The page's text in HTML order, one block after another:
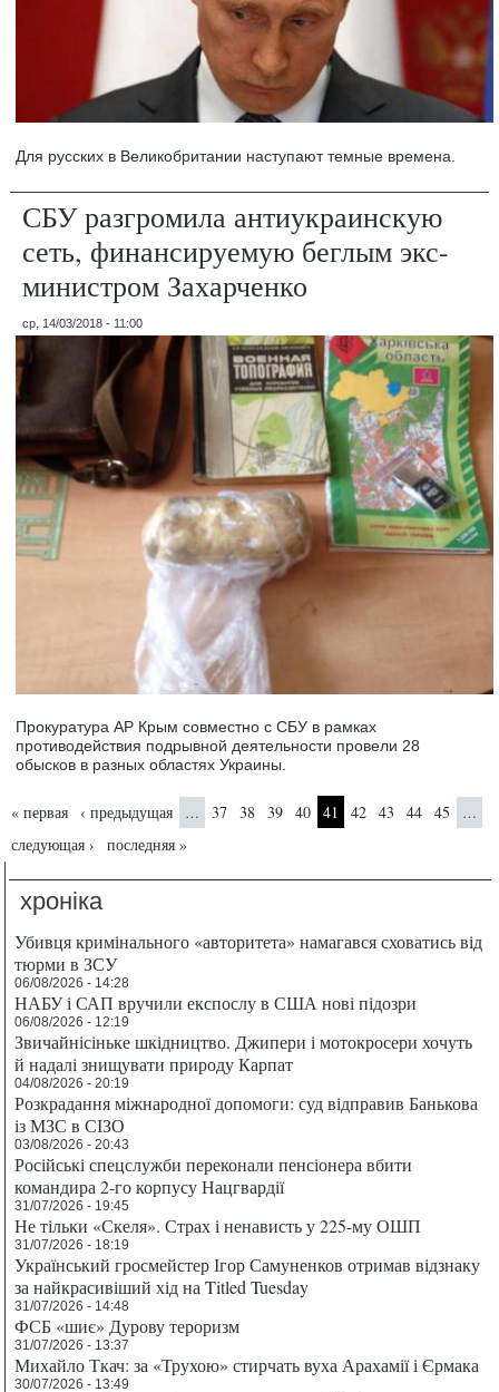
Для русских в Великобритании наступают темные времена.
СБУ разгромила антиукраинскую
сеть, финансируемую беглым экс-
министром Захарченко
ср, 14/03/2018 - 11:00
Прокуратура АР Крым совместно с СБУ в рамках
противодействия подрывной деятельности провели 28
обысков в разных областях Украины.
Страницы
« первая ‹ предыдущая … 37 38 39 40 41 42 43 44 45 …
следующая › последняя »
хроніка
Убивця кримінального «авторитета» намагався сховатись від
тюрми в ЗСУ
06/08/2026 - 14:28
НАБУ і САП вручили експослу в США нові підозри
06/08/2026 - 12:19
Звичайнісіньке шкідництво. Джипери і мотокросери хочуть
й надалі знищувати природу Карпат
04/08/2026 - 20:19
Розкрадання міжнародної допомоги: суд відправив Банькова
із МЗС в СІЗО
03/08/2026 - 20:43
Російські спецслужби переконали пенсіонера вбити
командира 2-го корпусу Нацгвардії
31/07/2026 - 19:45
Не тільки «Скеля». Страх і ненависть у 225-му ОШП
31/07/2026 - 18:19
Український гросмейстер Ігор Самуненков отримав відзнаку
за найкрасивіший хід на Titled Tuesday
31/07/2026 - 14:48
ФСБ «шиє» Дурову тероризм
31/07/2026 - 13:37
Михайло Ткач: за «Трухою» стирчать вуха Арахамії і Єрмака
30/07/2026 - 13:49